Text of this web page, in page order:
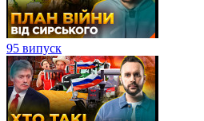
95 випуск